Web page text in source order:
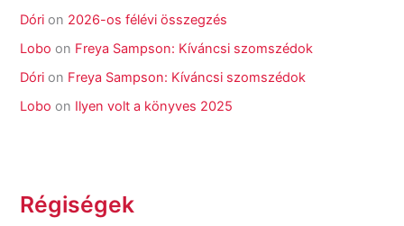
Dóri on 2026-os félévi összegzés
Lobo on Freya Sampson: Kíváncsi szomszédok
Dóri on Freya Sampson: Kíváncsi szomszédok
Lobo on Ilyen volt a könyves 2025
Régiségek